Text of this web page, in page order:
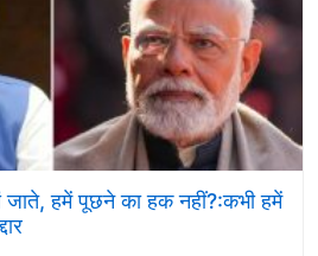
हमें पूछने का हक नहीं?:कभी हमें